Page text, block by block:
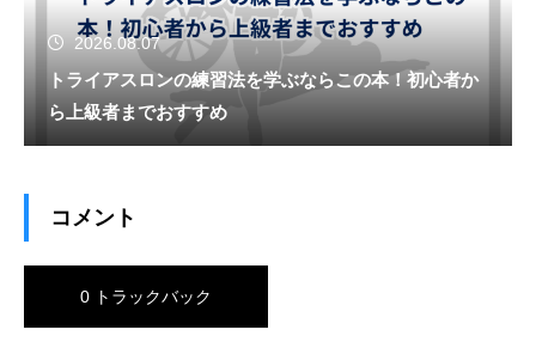
2026.08.07
トライアスロンの練習法を学ぶならこの本！初心者か
ら上級者までおすすめ
コメント
0 トラックバック